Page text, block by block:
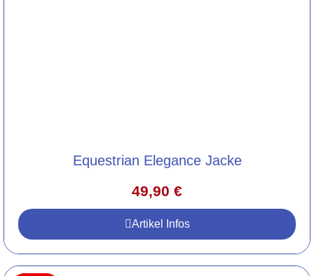
Equestrian Elegance Jacke
49,90 €
Artikel Infos